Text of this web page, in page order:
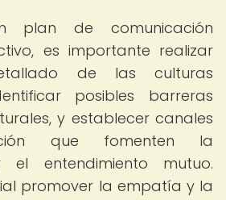
plan de comunicación
es importante realizar
de las culturas
posibles barreras
y establecer canales
que fomenten la
el entendimiento mutuo.
promover la empatía y la